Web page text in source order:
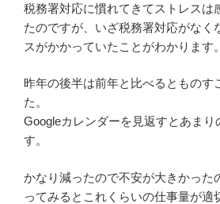
税務署対応に慣れてきてストレスは
たのですが、いざ税務署対応がなく
スがかかっていたことがわかります。
昨年の後半は前年と比べるとものす
た。
Googleカレンダーを見返すとあまり
す。
かなり減ったので不安が大きかった
ってみるとこれくらいの仕事量が適